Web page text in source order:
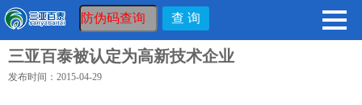
三亚百泰被认定为高新技术企业
发布时间：2015-04-29